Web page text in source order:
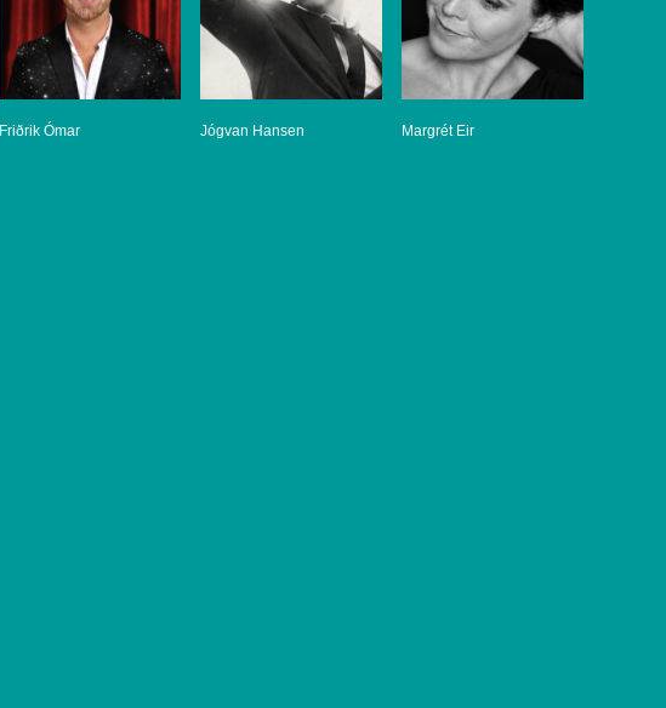
Friðrik Ómar Jógvan Hansen Margrét Eir